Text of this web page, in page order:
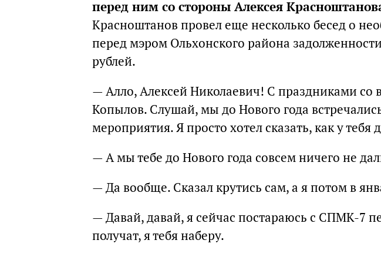
перед ним со стороны Алексея
Красноштанов провел еще несколько бесед о
перед мэром Ольхонского района
рублей.
— Алло, Алексей Николаевич! С праздниками со
Копылов. Слушай, мы до Нового года
мероприятия. Я просто хотел сказать, как у тебя
— А мы тебе до Нового года совсем ничего не
— Да вообще. Сказал крутись сам, а я потом в
— Давай, давай, я сейчас постараюсь с СПМК-7
получат, я тебя наберу.